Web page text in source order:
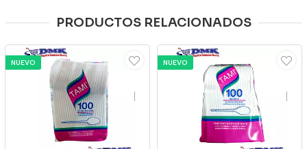
PRODUCTOS RELACIONADOS
NUEVO NUEVO